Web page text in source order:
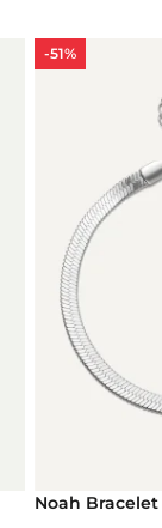
Noah Bracelet